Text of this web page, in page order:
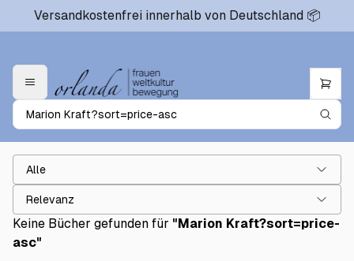
Versandkostenfrei innerhalb von Deutschland 📦
Alle
Keine Bücher gefunden für "Marion Kraft?sort=price-
asc"
Relevanz